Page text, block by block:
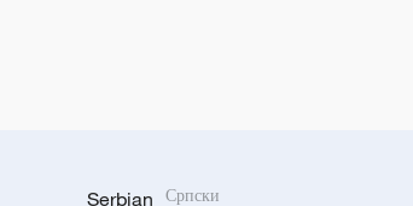
Serbian Српски